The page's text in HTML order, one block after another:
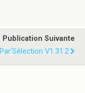
Publication Suivante
Par'Sélection V1.31.2